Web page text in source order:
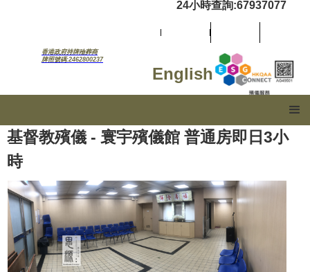
香港政府持牌殮葬商
牌照號碼:2462800237
24小時查詢:67937077
English
基督教殯儀 - 寰宇殯儀館 普通房即日3小
時